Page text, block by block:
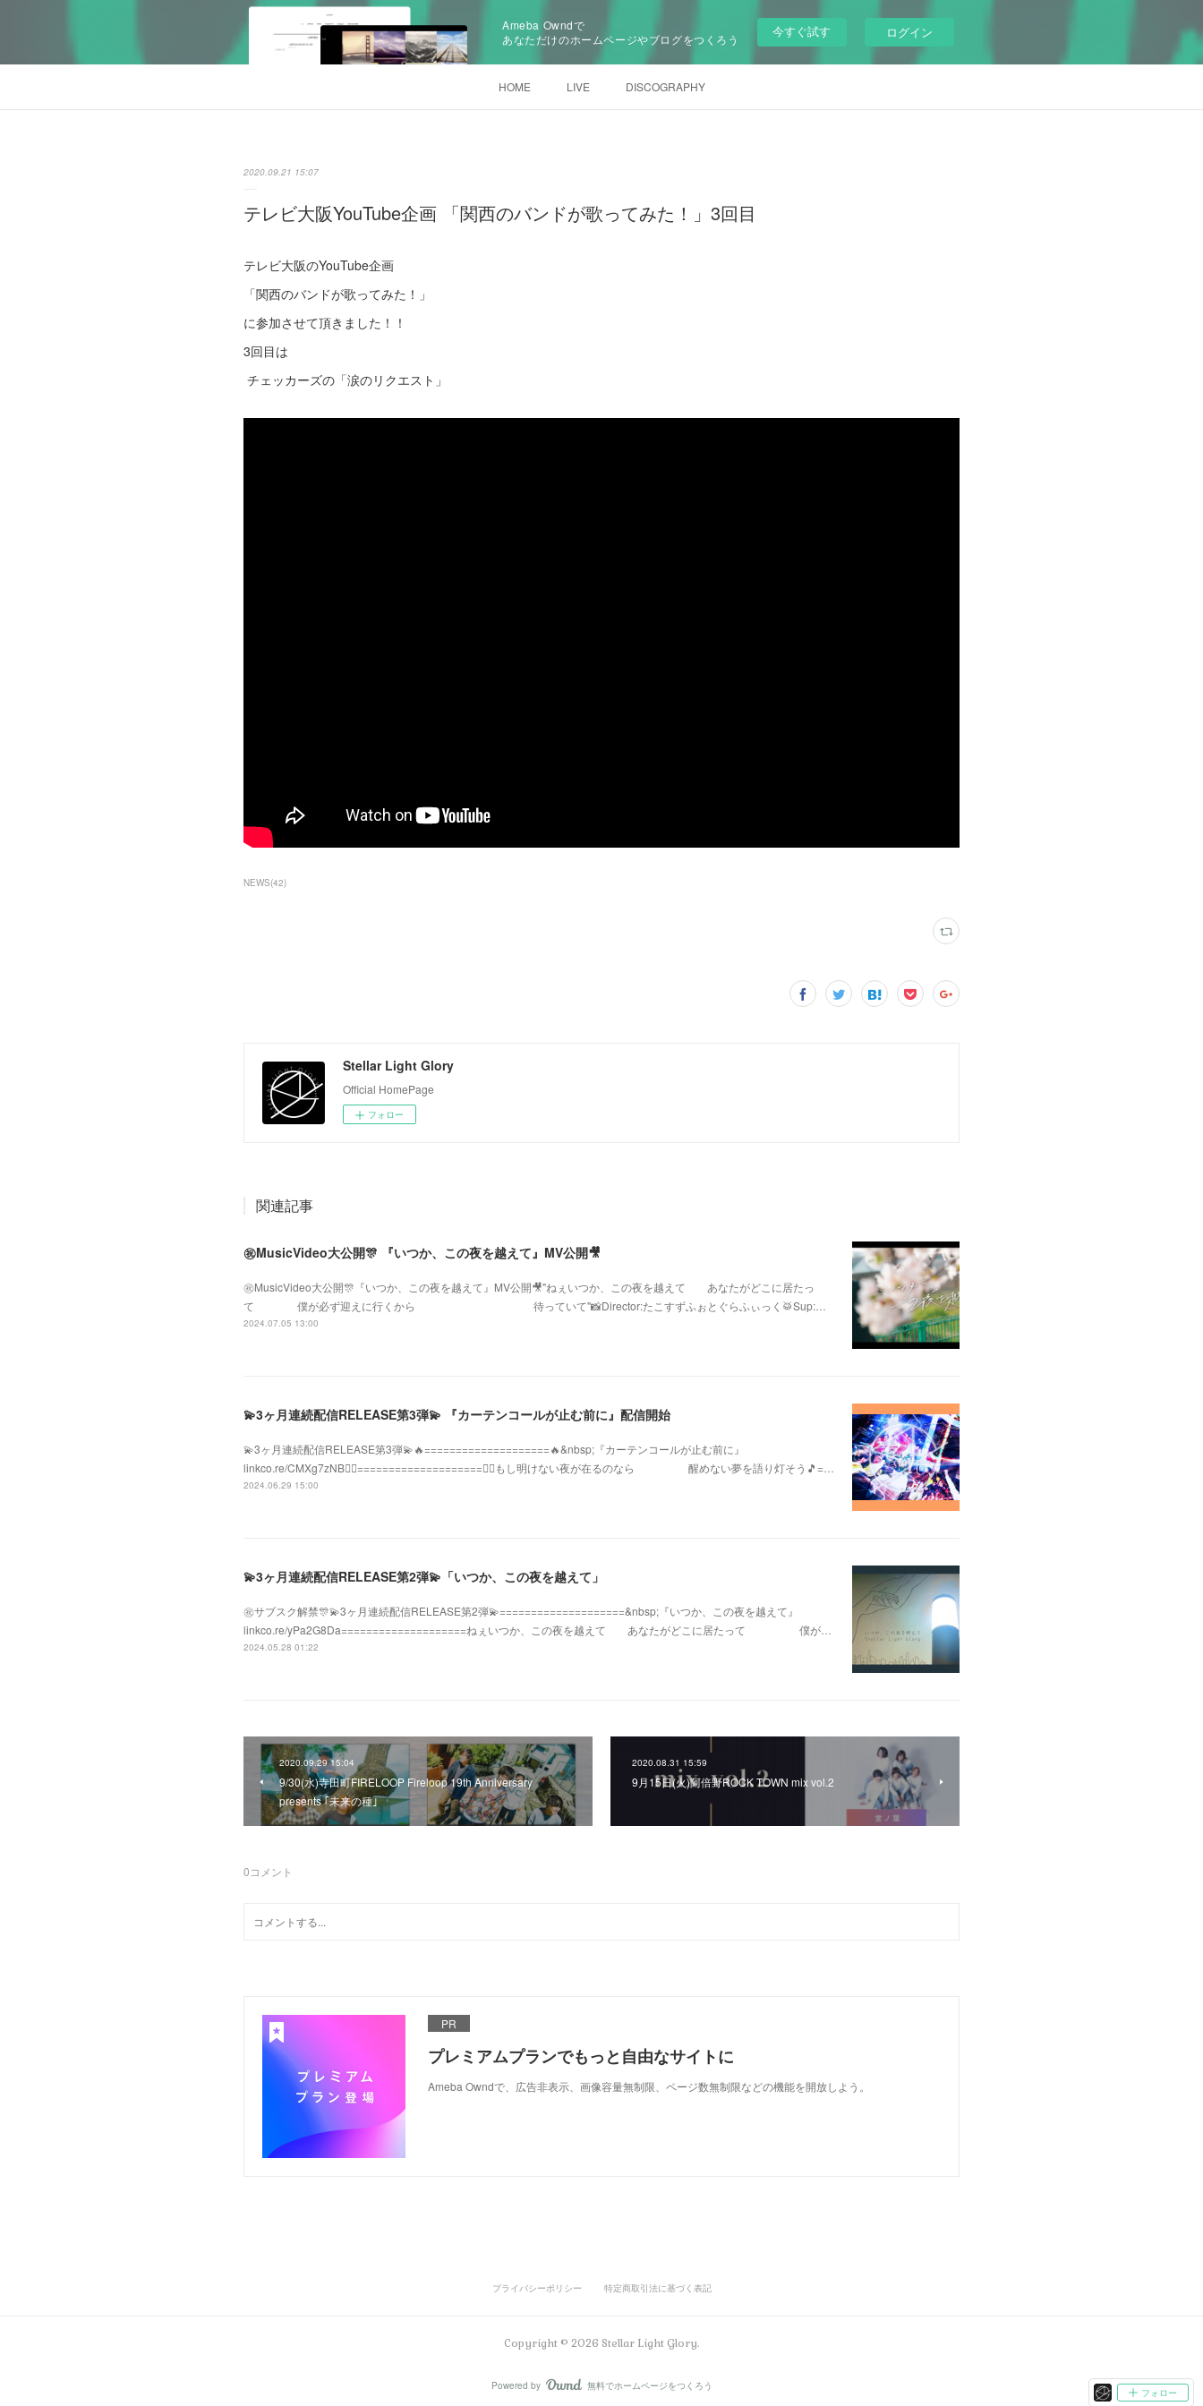
Ameba Owndで
あなただけのホームページやブログをつくろう
今すぐ試す ログイン
HOME LIVE DISCOGRAPHY
2020.09.21 15:07
テレビ大阪YouTube企画 「関西のバンドが歌ってみた！」3回目
テレビ大阪のYouTube企画
「関西のバンドが歌ってみた！」
に参加させて頂きました！！
3回目は
チェッカーズの「涙のリクエスト」
NEWS(42)
Stellar Light Glory
Official HomePage
フォロー
関連記事
㊗️MusicVideo大公開🎊 『いつか、この夜を越えて』MV公開🎥
㊗️MusicVideo大公開🎊『いつか、この夜を越えて』MV公開🎥"ねぇいつか、この夜を越えて あなたがどこに居たっ
て 僕が必ず迎えに行くから 待っていて"📸Director:たこすずふぉとぐらふぃっく🥁Sup:…
2024.07.05 13:00
💫3ヶ月連続配信RELEASE第3弾💫 『カーテンコールが止む前に』配信開始
💫3ヶ月連続配信RELEASE第3弾💫🔥====================🔥&nbsp;『カーテンコールが止む前に』
linkco.re/CMXg7zNB❤️‍🔥====================❤️‍🔥もし明けない夜が在るのなら 醒めない夢を語り灯そう🎵=…
2024.06.29 15:00
💫3ヶ月連続配信RELEASE第2弾💫「いつか、この夜を越えて」
㊗️サブスク解禁🎊💫3ヶ月連続配信RELEASE第2弾💫====================&nbsp;『いつか、この夜を越えて』
linkco.re/yPa2G8Da====================ねぇいつか、この夜を越えて あなたがどこに居たって 僕が…
2024.05.28 01:22
2020.09.29 15:04
9/30(水)寺田町FIRELOOP Fireloop 19th Anniversary
presents ｢未来の種｣
2020.08.31 15:59
9月15日(火)阿倍野ROCK TOWN mix vol.2
0コメント
PR
プレミアムプランでもっと自由なサイトに
Ameba Owndで、広告非表示、画像容量無制限、ページ数無制限などの機能を開放しよう。
フォロー
プライバシーポリシー 特定商取引法に基づく表記
Copyright © 2026 Stellar Light Glory.
Powered by AmebaOwnd
無料でホームページをつくろう